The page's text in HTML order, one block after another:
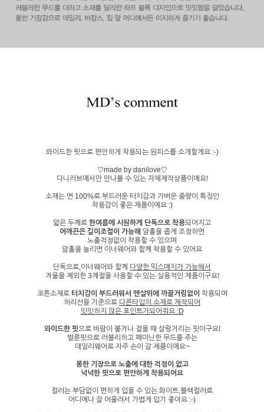
와이드한 핏으로 편안하게 착용되는 원피스를 소개할게요 :-)
♡made by danilove♡
다니러브에서만 만나볼 수 있는 자체제작상품이에요!
소재는 면 100%로 부드러운 터치감과 가벼운 중량이 특징인
착용감이 좋은 제품이에요 :)
얇은 두께로 한여름에 시원하게 단독으로 착용되어지고
어깨끈은 길이조절이 가능해 암홀을 좁게 조정하면
노출걱정없이 착용할 수 있으며
암홀을 늘리면 이너웨어와 함께 착용할 수 있어요
단독으로,이너웨어와 함께 다양한 믹스매치가 가능해서
겨울을 제외한 3계절을 사용할 수 있는 실용적인 제품이구요!
코튼소재로 터치감이 부드러워서 맨살위에 까끌거림없이 착용되며
허리선을 기준으로 다른타입의 소재로 제작되어
밋밋하지 않은 포인트가되어줘요 :D
와이드한 핏으로 바람이 불거나 걸을 때 살랑거리는 핏이구요!
벌룬핏으로 러블리하고 페미닌한 무드를 주는
데일리웨어로 자주 손이 갈 제품이에요~
롱한 기장으로 노출에 대한 걱정이 없고
넉넉한 핏으로 편안하게 착용되어요
컬러는 부담없이 편하게 입을 수 있는 화이트,블랙컬러로
어디에나 잘 어울려서 가볍게 입기 좋아요 :-)